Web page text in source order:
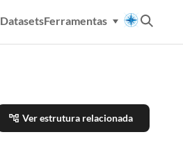
DatasetsFerramentas
Ver estrutura relacionada